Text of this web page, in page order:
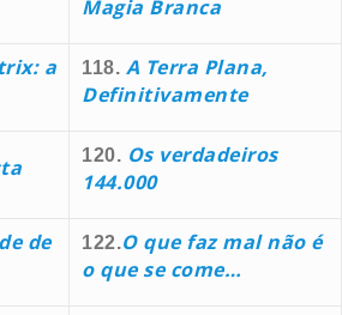
Magia Branca
a
118. A Terra Plana,
Definitivamente
120. Os verdadeiros
144.000
de
122.O que faz mal não é
o que se come…